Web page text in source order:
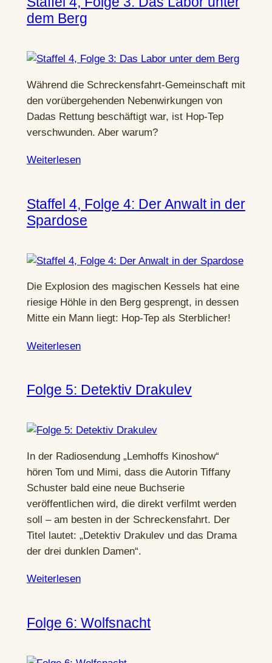
dem Berg
Während die Schreckensfahrt-Gemeinschaft mit
den vorübergehenden Nebenwirkungen von
Dadas Rettung beschäftigt war, ist Hop-Tep
verschwunden. Aber warum?
Weiterlesen
Staffel 4, Folge 4: Der Anwalt in der
Spardose
Die Explosion des magischen Kessels hat eine
riesige Höhle in den Berg gesprengt, in dessen
Mitte ein Mann liegt: Hop-Tep als Sterblicher!
Weiterlesen
Folge 5: Detektiv Drakulev
In der Radiosendung „Lemhoffs Kinoshow“
hören Tom und Mimi, dass die Autorin Tiffany
Schuster bald eine neue Buchserie
veröffentlichen wird, die direkt verfilmt werden
soll – am besten in der Schreckensfahrt. Der
Titel lautet: „Detektiv Drakulev und das Drama
der drei dunklen Damen“.
Weiterlesen
Folge 6: Wolfsnacht